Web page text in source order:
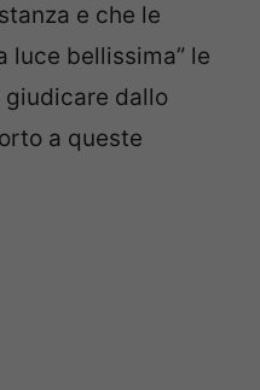
e che le
luce bellissima” le
giudicare dallo
a queste